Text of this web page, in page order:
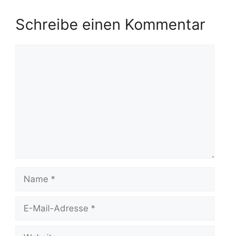
Schreibe einen Kommentar
Mail-